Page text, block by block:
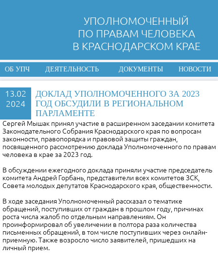
УПОЛНОМОЧЕННЫЙ
ПО ПРАВАМ ЧЕЛОВЕКА
В КРАСНОДАРСКОМ КРАЕ
ОБ УПЧ ДЕЯТЕЛЬНОСТЬ ДОКУМЕНТЫ НОВОСТИ
13.02
2024
ДОКЛАД УПОЛНОМОЧЕННОГО ЗА 2023
ГОД ОБСУДИЛИ В РЕГИОНАЛЬНОМ
ПАРЛАМЕНТЕ
Сергей Мышак принял участие в расширенном заседании комитета
Законодательного Собрания Краснодарского края по вопросам
законности, правопорядка и правовой защиты граждан,
посвященного рассмотрению доклада Уполномоченного по правам
человека в крае за 2023 год.
В обсуждении ежегодного доклада приняли участие председатель
комитета Андрей Горбань, представители всех комитетов ЗСК,
Совета молодых депутатов Краснодарского края, общественности.
В ходе заседания Уполномоченный рассказал о тематике
обращений, поступивших от граждан в прошлом году, причинах
роста числа жалоб по отдельным направлениям. Он
проинформировал об увеличении в полтора раза количества
письменных обращений, в том числе поступивших через онлайн-
приемную. Также возросло число заявителей, пришедших на
личный прием.